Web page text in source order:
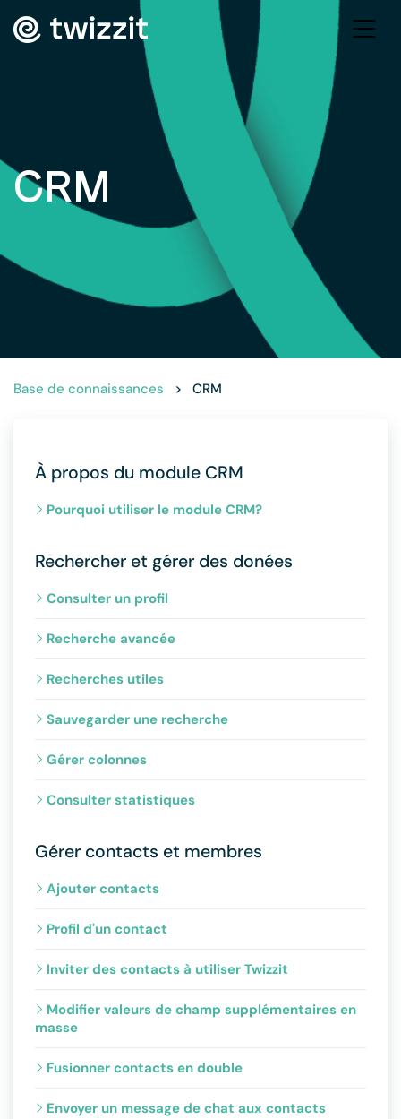
CRM
Base de connaissances > CRM
À propos du module CRM
Pourquoi utiliser le module CRM?
Rechercher et gérer des donées
Consulter un profil
Recherche avancée
Recherches utiles
Sauvegarder une recherche
Gérer colonnes
Consulter statistiques
Gérer contacts et membres
Ajouter contacts
Profil d'un contact
Inviter des contacts à utiliser Twizzit
Modifier valeurs de champ supplémentaires en
masse
Fusionner contacts en double
Envoyer un message de chat aux contacts